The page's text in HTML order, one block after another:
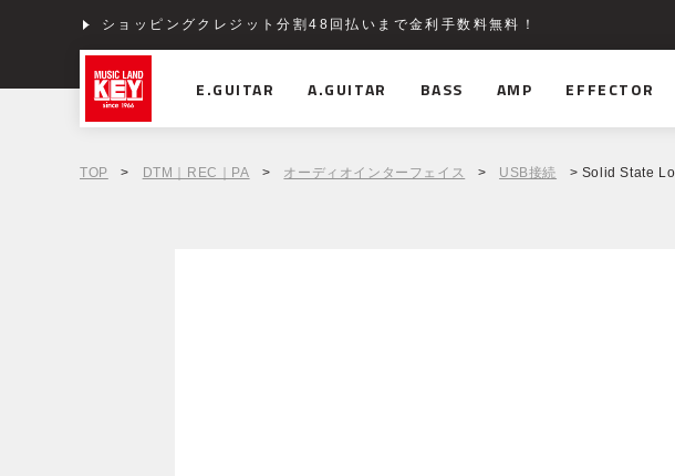
ショッピングクレジット分割48回払いまで金利手数料無料！
E.GUITAR A.GUITAR BASS AMP EFFECTOR
TOP > DTM｜REC｜PA > オーディオインターフェイス > USB接続 > Solid State